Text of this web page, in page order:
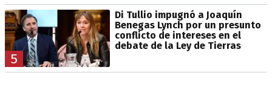
5
Di Tullio impugnó a Joaquín
Benegas Lynch por un presunto
conflicto de intereses en el
debate de la Ley de Tierras